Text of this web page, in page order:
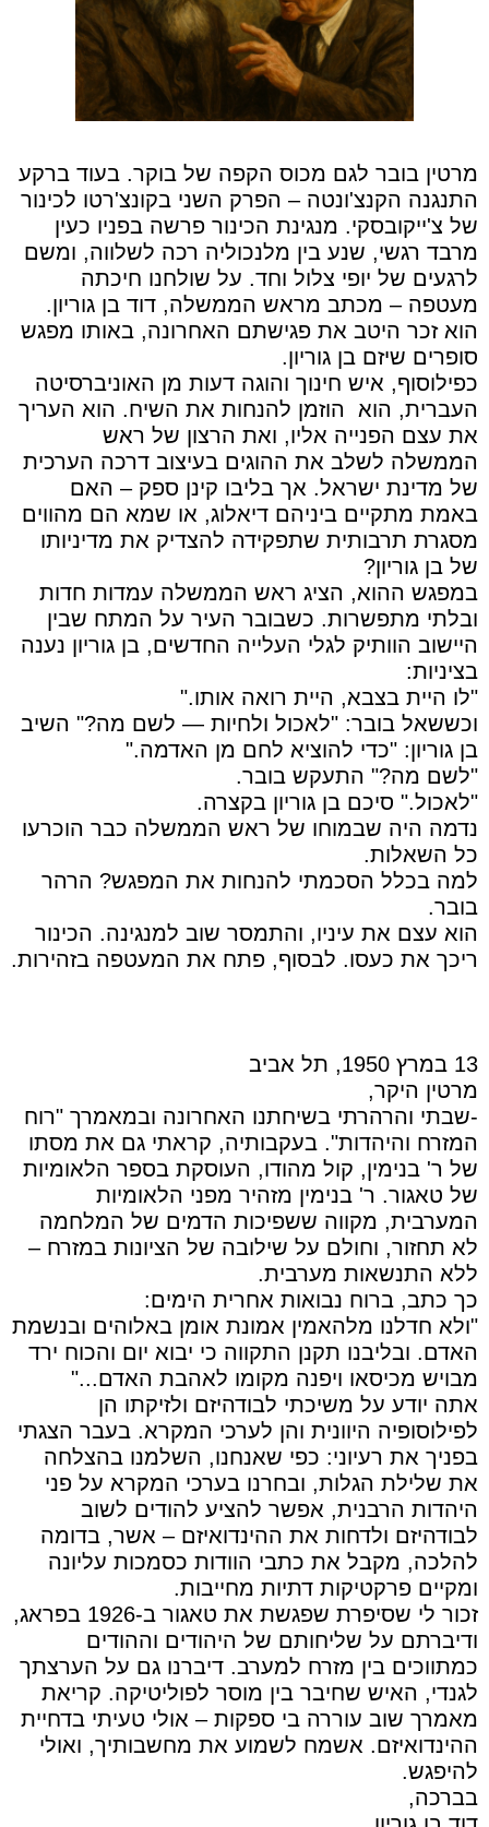
מרטין בובר לגם מכוס הקפה של בוקר. בעוד ברקע
התנגנה הקנצ'ונטה – הפרק השני בקונצ'רטו לכינור
של צ'ייקובסקי. מנגינת הכינור פרשה בפניו כעין
מרבד רגשי, שנע בין מלנכוליה רכה לשלווה, ומשם
לרגעים של יופי צלול וחד. על שולחנו חיכתה
מעטפה – מכתב מראש הממשלה, דוד בן גוריון.
הוא זכר היטב את פגישתם האחרונה, באותו מפגש
סופרים שיזם בן גוריון.
כפילוסוף, איש חינוך והוגה דעות מן האוניברסיטה
העברית, הוא
הוזמן להנחות את השיח. הוא העריך
את עצם הפנייה אליו, ואת הרצון של ראש
הממשלה לשלב את ההוגים בעיצוב דרכה הערכית
של מדינת ישראל. אך בליבו קינן ספק – האם
באמת מתקיים ביניהם דיאלוג, או שמא הם מהווים
מסגרת תרבותית שתפקידה להצדיק את מדיניותו
של בן גוריון?
במפגש ההוא, הציג ראש הממשלה עמדות חדות
ובלתי מתפשרות. כשבובר העיר על המתח שבין
היישוב הוותיק לגלי העלייה החדשים, בן גוריון נענה
בציניות:
"לו היית בצבא, היית רואה אותו."
וכששאל בובר: "לאכול ולחיות — לשם מה?" השיב
בן גוריון: "כדי להוציא לחם מן האדמה."
"לשם מה?" התעקש בובר.
"לאכול." סיכם בן גוריון בקצרה.
נדמה היה שבמוחו של ראש הממשלה כבר הוכרעו
כל השאלות.
למה בכלל הסכמתי להנחות את המפגש? הרהר
בובר.
הוא עצם את עיניו, והתמסר שוב למנגינה. הכינור
ריכך את כעסו. לבסוף, פתח את המעטפה בזהירות.
13 במרץ 1950, תל אביב
מרטין היקר,
-שבתי והרהרתי בשיחתנו האחרונה ובמאמרך "רוח
המזרח והיהדות". בעקבותיה, קראתי גם את מסתו
של ר' בנימין, קול מהודו, העוסקת בספר הלאומיות
של טאגור. ר' בנימין מזהיר מפני הלאומיות
המערבית, מקווה ששפיכות הדמים של המלחמה
לא תחזור, וחולם על שילובה של הציונות במזרח –
ללא התנשאות מערבית.
כך כתב, ברוח נבואות אחרית הימים:
"ולא חדלנו מלהאמין אמונת אומן באלוהים ובנשמת
האדם. ובליבנו תקנן התקווה כי יבוא יום והכוח ירד
מבויש מכיסאו ויפנה מקומו לאהבת האדם..."
אתה יודע על משיכתי לבודהיזם ולזיקתו הן
לפילוסופיה היוונית והן לערכי המקרא. בעבר הצגתי
בפניך את רעיוני: כפי שאנחנו, השלמנו בהצלחה
את שלילת הגלות, ובחרנו בערכי המקרא על פני
היהדות הרבנית, אפשר להציע להודים לשוב
לבודהיזם ולדחות את ההינדואיזם – אשר, בדומה
להלכה, מקבל את כתבי הוודות כסמכות עליונה
ומקיים פרקטיקות דתיות מחייבות.
זכור לי שסיפרת שפגשת את טאגור ב-1926 בפראג,
ודיברתם על שליחותם של היהודים וההודים
כמתווכים בין מזרח למערב. דיברנו גם על הערצתך
לגנדי, האיש שחיבר בין מוסר לפוליטיקה. קריאת
מאמרך שוב עוררה בי ספקות – אולי טעיתי בדחיית
ההינדואיזם. אשמח לשמוע את מחשבותיך, ואולי
להיפגש.
בברכה,